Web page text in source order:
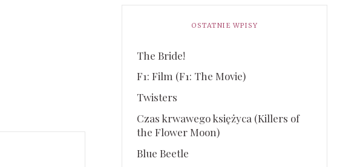
OSTATNIE WPISY
The Bride!
F1: Film (F1: The Movie)
Twisters
Czas krwawego księżyca (Killers of
the Flower Moon)
Blue Beetle